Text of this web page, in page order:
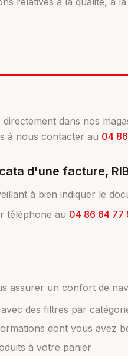
dans nos
à nous contacter au 04
d'une facture,
à bien indiquer le
téléphone au 04 86 64 77
assurer un confort de
avec des filtres par
dont vous avez
à votre panier